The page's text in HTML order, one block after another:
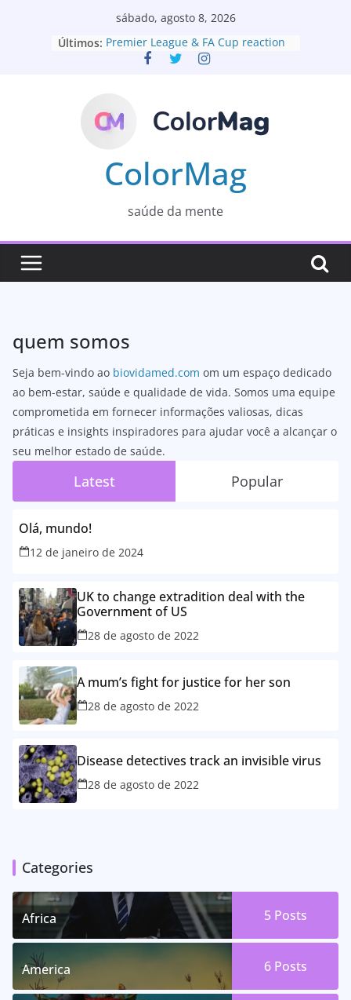
sábado, agosto 8, 2026
Últimos: Premier League & FA Cup reaction
Olá, mundo!
Disease detectives track an
ColorMag
saúde da mente
quem somos
Seja bem-vindo ao biovidamed.com om um espaço dedicado
ao bem-estar, saúde e qualidade de vida. Somos uma equipe
comprometida em fornecer informações valiosas, dicas
práticas e insights inspiradores para ajudar você a alcançar o
seu melhor estado de saúde.
Latest Popular
Olá, mundo!
12 de janeiro de 2024
UK to change extradition deal with the
Government of US
28 de agosto de 2022
A mum’s fight for justice for her son
28 de agosto de 2022
Disease detectives track an invisible virus
28 de agosto de 2022
Categories
Africa 5 Posts
America 6 Posts